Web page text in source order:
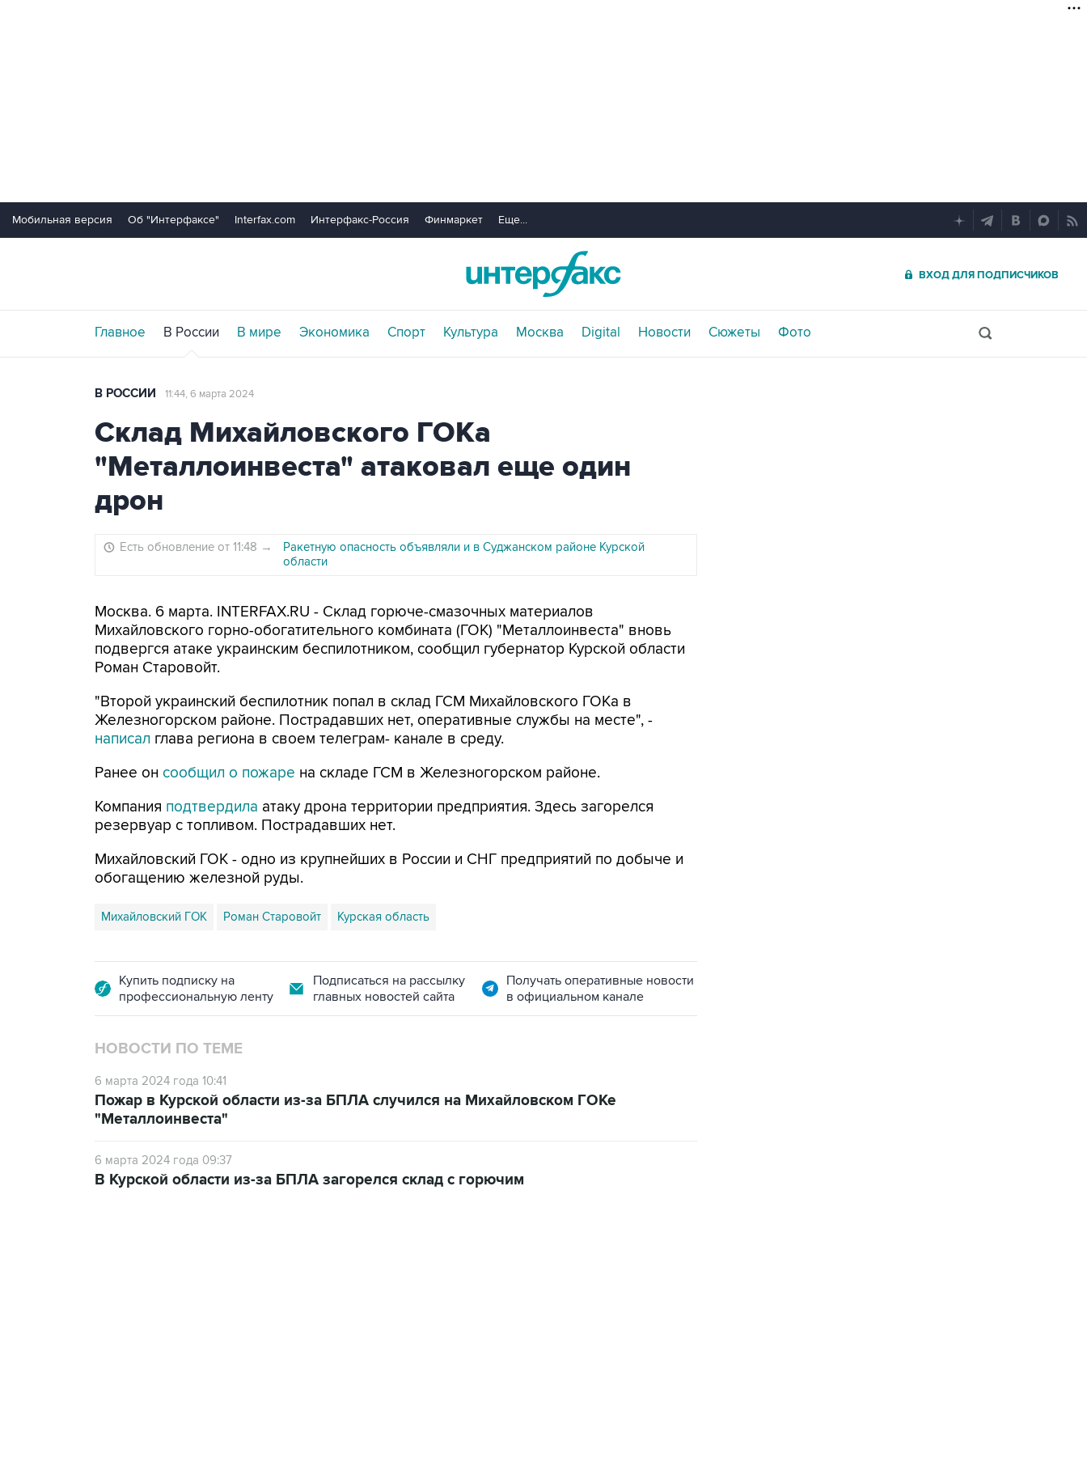
Мобильная версия Об "Интерфаксе" Interfax.com Интерфакс-Россия Финмаркет Еще...
ВХОД ДЛЯ ПОДПИСЧИКОВ
Главное В России В мире Экономика Спорт Культура Москва Digital Новости Сюжеты Фото
В РОССИИ 11:44, 6 марта 2024
Склад Михайловского ГОКа
"Металлоинвеста" атаковал еще один
дрон
Есть обновление от 11:48 →
Ракетную опасность объявляли и в Суджанском районе Курской
области
Москва. 6 марта. INTERFAX.RU - Склад горюче-смазочных материалов
Михайловского горно-обогатительного комбината (ГОК) "Металлоинвеста" вновь
подвергся атаке украинским беспилотником, сообщил губернатор Курской области
Роман Старовойт.
"Второй украинский беспилотник попал в склад ГСМ Михайловского ГОКа в
Железногорском районе. Пострадавших нет, оперативные службы на месте", -
написал глава региона в своем телеграм- канале в среду.
Ранее он сообщил о пожаре на складе ГСМ в Железногорском районе.
Компания подтвердила атаку дрона территории предприятия. Здесь загорелся
резервуар с топливом. Пострадавших нет.
Михайловский ГОК - одно из крупнейших в России и СНГ предприятий по добыче и
обогащению железной руды.
Михайловский ГОК Роман Старовойт Курская область
Купить подписку на
профессиональную ленту
Подписаться на рассылку
главных новостей сайта
Получать оперативные новости
в официальном канале
НОВОСТИ ПО ТЕМЕ
6 марта 2024 года 10:41
Пожар в Курской области из-за БПЛА случился на Михайловском ГОКе
"Металлоинвеста"
6 марта 2024 года 09:37
В Курской области из-за БПЛА загорелся склад с горючим